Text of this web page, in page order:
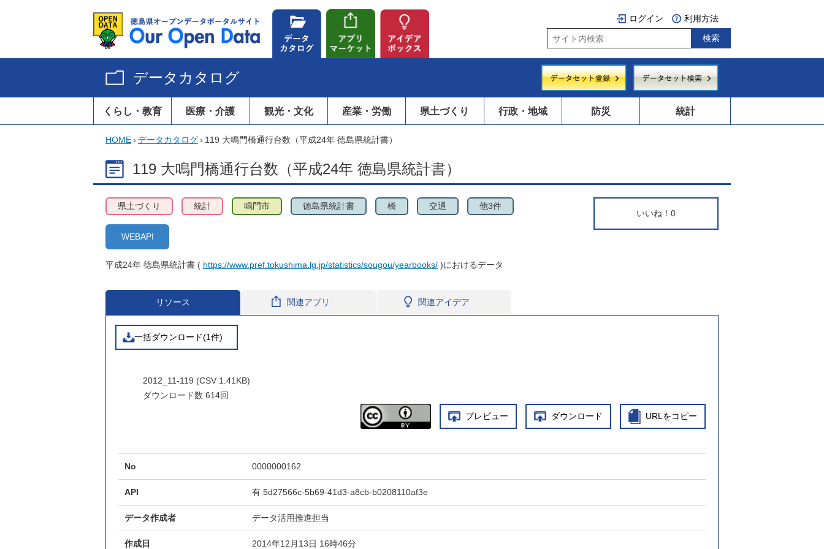
ログイン 利用方法
データカタログ
くらし・教育 医療・介護 観光・文化 産業・労働 県土づくり 行政・地域 防災 統計
HOME› データカタログ› 119 大鳴門橋通行台数（平成24年 徳島県統計書）
119 大鳴門橋通行台数（平成24年 徳島県統計書）
いいね！ 0
県土づくり 統計 鳴門市 徳島県統計書 橋 交通 他3件
WEBAPI
平成24年 徳島県統計書 ( https://www.pref.tokushima.lg.jp/statistics/sougou/yearbooks/ )におけるデータ
リソース 関連アプリ 関連アイデア
一括ダウンロード(1件)
2012_11-119 (CSV 1.41KB)
ダウンロード数 614回
プレビュー ダウンロード URLをコピー
No 0000000162
API 有 5d27566c-5b69-41d3-a8cb-b0208110af3e
データ作成者 データ活用推進担当
作成日 2014年12月13日 16時46分